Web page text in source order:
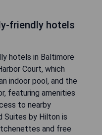
friendly hotels
hotels in Baltimore
Court, which
indoor pool, and the
featuring amenities
to nearby
Suites by Hilton is
and free